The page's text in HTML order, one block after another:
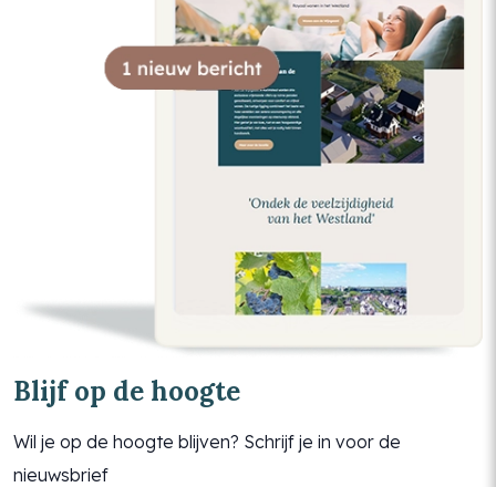
Blijf op de hoogte
Wil je op de hoogte blijven? Schrijf je in voor de
nieuwsbrief